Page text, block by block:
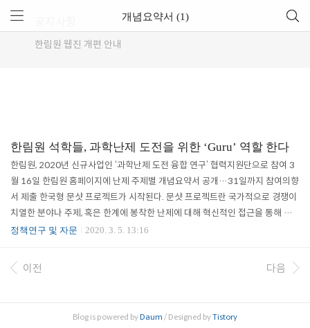
한림원 웹진 개편 안내
개념요약서 (1)
한림원 석학들, 과학난제 도전을 위한 ‘Guru’ 역할 한다
한림원, 2020년 신규사업인 ‘과학난제 도전 융합 연구’ 협력지원단으로 참여 3
월 16일 한림원 홈페이지에 난제 주제별 개념요약서 공개…31일까지 참여의향
서 제출 한국형 문샷 프로젝트가 시작된다. 문샷 프로젝트란 국가적으로 경쟁이
치열한 분야나 주제, 혹은 한계에 봉착한 난제에 대해 혁신적인 접근을 통해 해
결하는 프로젝트를 일컫는다. 과학기술정보통신부(장관 최기영)는 올해부터 20
같은 과학난제 해결 프로젝트를 본격적으로 시행한다고 밝혔다. 여기에 한국과
학기술한림원(원장 한민구)을 '과학난제 도전 협력지원단(이하 지원단)'으로 지
정책연구 및 자문 2020. 3. 5. 13:16
이전 다음
Blog is powered byDaum / Designed byTistory